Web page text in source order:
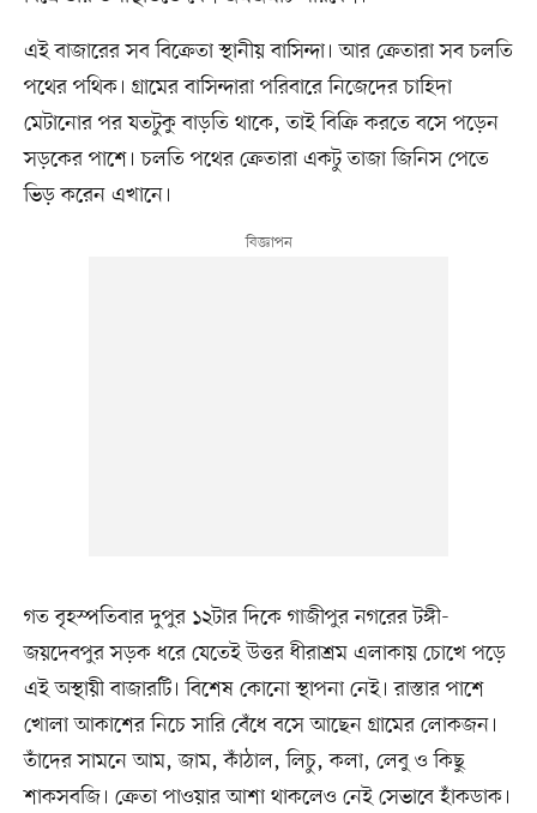
এই বাজারের সব বিক্রেতা স্থানীয় বাসিন্দা। আর ক্রেতারা সব চলতি
পথের পথিক। গ্রামের বাসিন্দারা পরিবারে নিজেদের চাহিদা
মেটানোর পর যতটুকু বাড়তি থাকে, তাই বিক্রি করতে বসে পড়েন
সড়কের পাশে। চলতি পথের ক্রেতারা একটু তাজা জিনিস পেতে
ভিড় করেন এখানে।
গত বৃহস্পতিবার দুপুর ১২টার দিকে গাজীপুর নগরের টঙ্গী-
জয়দেবপুর সড়ক ধরে যেতেই উত্তর ধীরাশ্রম এলাকায় চোখে পড়ে
এই অস্থায়ী বাজারটি। বিশেষ কোনো স্থাপনা নেই। রাস্তার পাশে
খোলা আকাশের নিচে সারি বেঁধে বসে আছেন গ্রামের লোকজন।
তাঁদের সামনে আম, জাম, কাঁঠাল, লিচু, কলা, লেবু ও কিছু
শাকসবজি। ক্রেতা পাওয়ার আশা থাকলেও নেই সেভাবে হাঁকডাক।